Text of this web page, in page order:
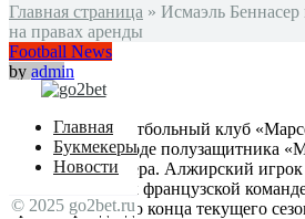
Главная страница » Исмаэль Беннасер
на правах аренды
Football News
by admin
04.02.2025 0 227
Французский футбольный клуб
объявил о переходе полузащитника
Исмаэля Беннасера. Алжирский игрок
присоединился к французской
правах аренды до конца текущего
Главная
Букмекеры
Новости
© 2025 go2bet.ru